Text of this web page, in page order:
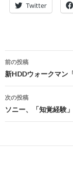
Twitter
投
稿
ナ
ビ
ゲ
ー
前の投稿
新HDDウォークマン
次の投稿
ソニー、「知覚経験